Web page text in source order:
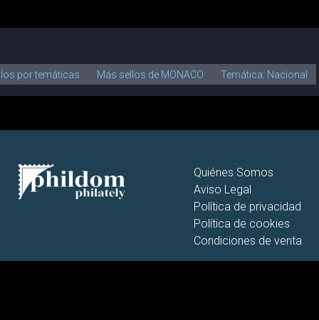
por temáticas Más sellos de MONACO Temática: Nacional
Quiénes Somos
Aviso Legal
Política de privacidad
Política de cookies
Condiciones de venta